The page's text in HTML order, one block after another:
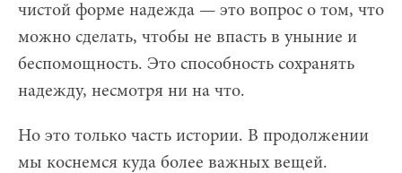
чистой форме надежда — это вопрос о том, что
можно сделать, чтобы не впасть в уныние и
беспомощность. Это способность сохранять
надежду, несмотря ни на что.
Но это только часть истории. В продолжении
мы коснемся куда более важных вещей.